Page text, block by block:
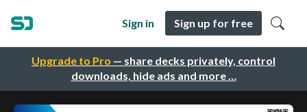
Upgrade to Pro — share decks privately, control
downloads, hide ads and more …
Sign in Sign up for free